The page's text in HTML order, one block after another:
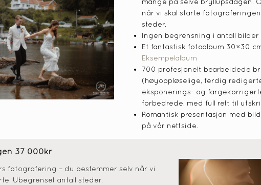
når vi skal starte
steder.
Ingen begrensning i antall bilder
Et fantastisk fotoalbum 30×30
Eksempelalbum
700 profesjonelt bearbeidede
(høyoppløselige, ferdig
eksponerings- og
forbedrede, med full rett til
Romantisk presentasjon med
på vår nettside.
37 000kr
fotografering – du bestemmer selv når vi
Ubegrenset antall steder.